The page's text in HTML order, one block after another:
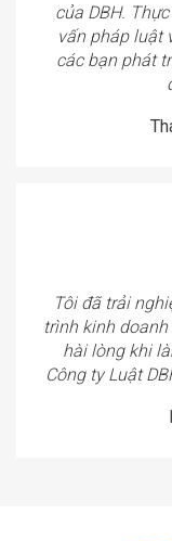
của DBH.
vấn pháp luật
các bạn phát
Tôi đã trải
trình kinh
hài lòng khi
Công ty Luật